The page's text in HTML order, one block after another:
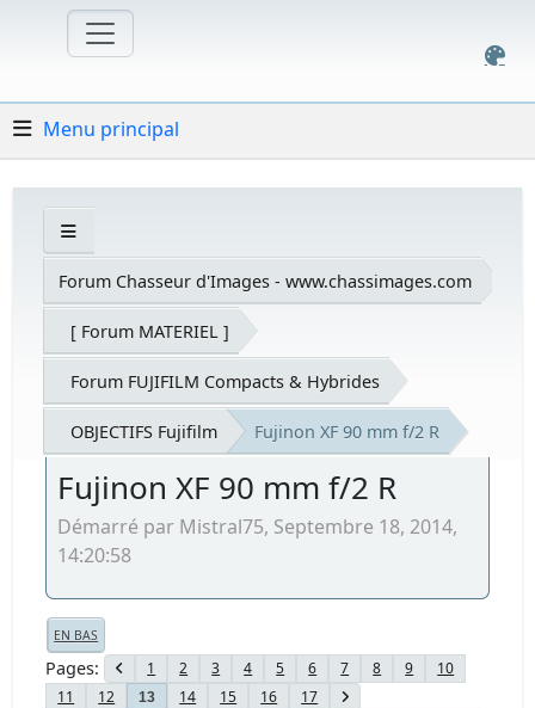
Menu principal
Forum Chasseur d'Images - www.chassimages.com
[ Forum MATERIEL ]
Forum FUJIFILM Compacts & Hybrides
OBJECTIFS Fujifilm Fujinon XF 90 mm f/2 R
Fujinon XF 90 mm f/2 R
Démarré par Mistral75, Septembre 18, 2014,
14:20:58
EN BAS
Pages 1 2 3 4 5 6 7 8 9
10
11
12 13 14 15 16 17